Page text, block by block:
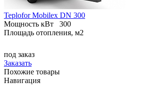
Teplofor Mobilex DN 300
Мощность кВт
300
Площадь отопления, м2
под заказ
Заказать
Похожие товары
Навигация